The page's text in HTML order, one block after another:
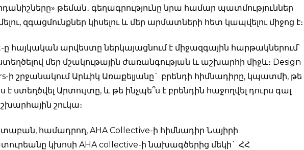
թեման․ գեղագրությունը նրա համար պատմություններ
զգացմունքներ կիսելու և մեր արմատների հետ կապվելու միջոց է։
ը հայկական արվեստը ներկայացնում է միջազգային հարթակներում՝
մեր մշակութային ժառանգության և աշխարհի միջև։ Design
ի շրջանակում Արևիկ Առաքելյանը` բրենդի հիմնադիրը, կպատմի, թե
է ստեղծվել Արտույտը, և թե ինչպե՞ս է բրենդին հաջողվել դուրս գալ
շուկա։
համադրող, AHA Collective-ի հիմնադիր Նայիրի
կխոսի AHA collective-ի նախագծերից մեկի` ՀՀ